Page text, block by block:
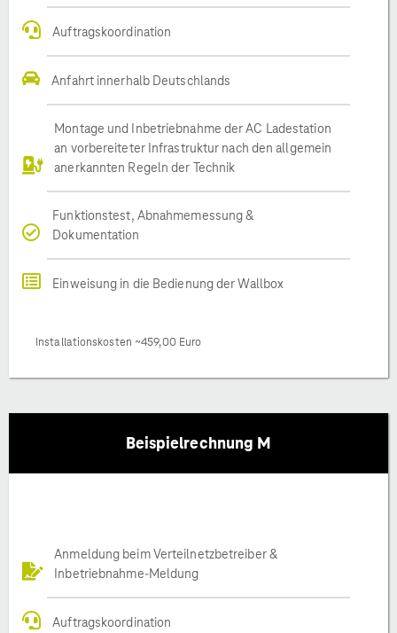
Auftragskoordination
Anfahrt innerhalb Deutschlands
Montage und Inbetriebnahme der AC Ladestation
an vorbereiteter Infrastruktur nach den allgemein
anerkannten Regeln der Technik
Funktionstest, Abnahmemessung &
Dokumentation
Einweisung in die Bedienung der Wallbox
Installationskosten ~459,00 Euro
Beispielrechnung M
Anmeldung beim Verteilnetzbetreiber &
Inbetriebnahme-Meldung
Auftragskoordination